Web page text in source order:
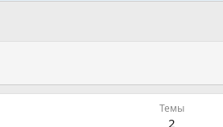
Темы
2